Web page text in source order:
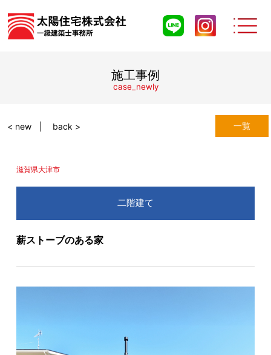
施工事例
case_newly
一覧
< new back >
滋賀県大津市
二階建て
薪ストーブのある家